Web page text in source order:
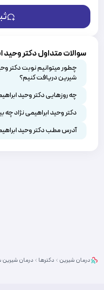
جراحی استخوان و مفاصل
جراح عصب دست (اعصاب
سوالات متداول دکتر وحید
چطور میتوانیم نوبت دکتر
شیرین دریافت کنیم؟
چه روزهایی دکتر وحید
دکتر وحید ابراهیمی نژاد چه
آدرس مطب دکتر وحید
درمان شیرین دکترها درمان شیرین